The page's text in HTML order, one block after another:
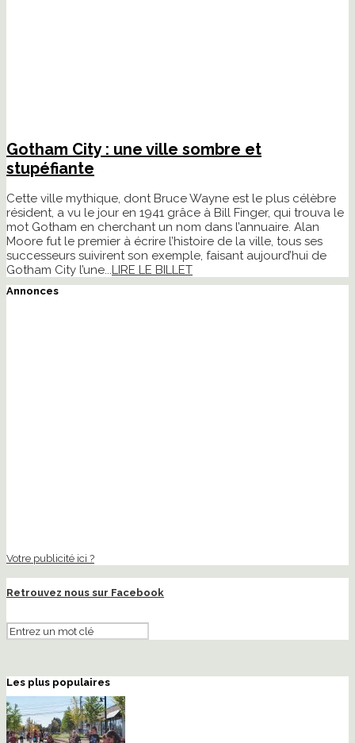
Gotham City : une ville sombre et
stupéfiante
Cette ville mythique, dont Bruce Wayne est le plus célèbre
résident, a vu le jour en 1941 grâce à Bill Finger, qui trouva le
mot Gotham en cherchant un nom dans l’annuaire. Alan
Moore fut le premier à écrire l’histoire de la ville, tous ses
successeurs suivirent son exemple, faisant aujourd’hui de
Gotham City l’une... LIRE LE BILLET
Annonces
Votre publicité ici ?
Retrouvez nous sur Facebook
Les plus populaires